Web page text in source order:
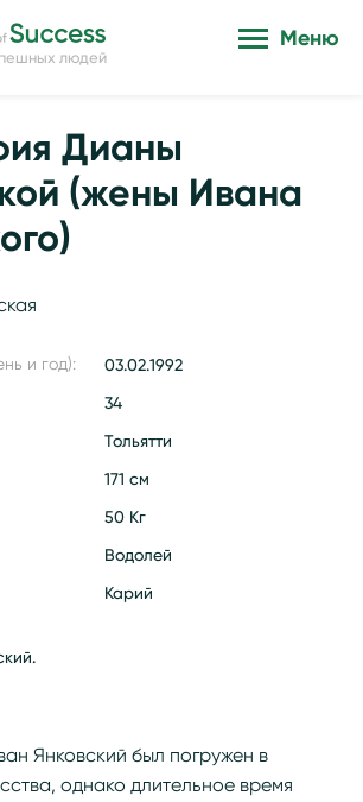
людей
Меню
Дианы
(жены Ивана
и год): 03.02.1992
34
Тольятти
171 см
50 Кг
Водолей
Карий
Янковский был погружен в
однако длительное время